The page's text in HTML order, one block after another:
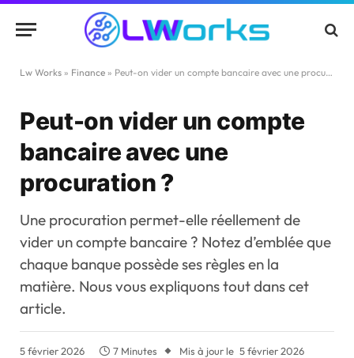
Lw Works » Finance » Peut-on vider un compte bancaire avec une procuration ?
Peut-on vider un compte
bancaire avec une
procuration ?
Une procuration permet-elle réellement de
vider un compte bancaire ? Notez d’emblée que
chaque banque possède ses règles en la
matière. Nous vous expliquons tout dans cet
article.
5 février 2026 7 Minutes Mis à jour le 5 février 2026